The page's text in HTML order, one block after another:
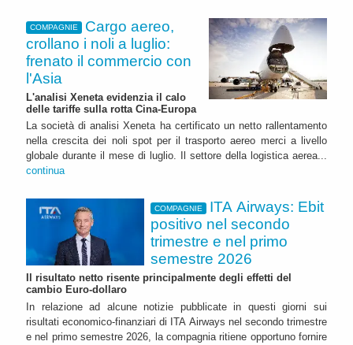
COMPAGNIE
Cargo aereo,
crollano i noli a luglio:
frenato il commercio con
l'Asia
L'analisi Xeneta evidenzia il calo
delle tariffe sulla rotta Cina-Europa
La società di analisi Xeneta ha certificato un netto rallentamento
nella crescita dei noli spot per il trasporto aereo merci a livello
globale durante il mese di luglio. Il settore della logistica aerea...
continua
COMPAGNIE
ITA Airways: Ebit
positivo nel secondo
trimestre e nel primo
semestre 2026
Il risultato netto risente principalmente degli effetti del
cambio Euro-dollaro
In relazione ad alcune notizie pubblicate in questi giorni sui
risultati economico-finanziari di ITA Airways nel secondo trimestre
e nel primo semestre 2026, la compagnia ritiene opportuno fornire